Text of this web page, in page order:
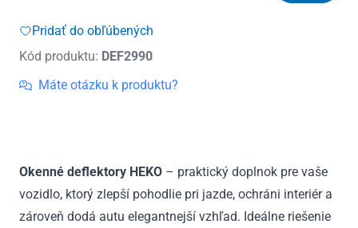
Heko
Tiggo
7
Pridať do obľúbených
Kód produktu: DEF2990
Máte otázku k produktu?
Okenné deflektory HEKO – praktický doplnok pre vaše
vozidlo, ktorý zlepší pohodlie pri jazde, ochráni interiér a
zároveň dodá autu elegantnejší vzhľad. Ideálne riešenie